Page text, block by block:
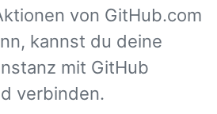
von GitHub.com
kannst du deine
mit GitHub
verbinden.